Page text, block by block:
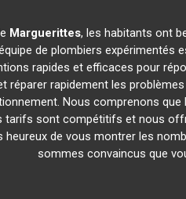
Marguerittes, les habitants ont
de plombiers expérimentés
rapides et efficaces pour
réparer rapidement les
Nous comprenons
tarifs sont compétitifs et nous
heureux de vous montrer les
sommes convaincus que